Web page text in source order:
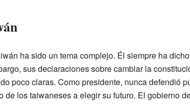
ha sido un tema complejo. Él siempre ha
sus declaraciones sobre cambiar la
poco claras. Como presidente, nunca defendió
los taiwaneses a elegir su futuro. El gobierno